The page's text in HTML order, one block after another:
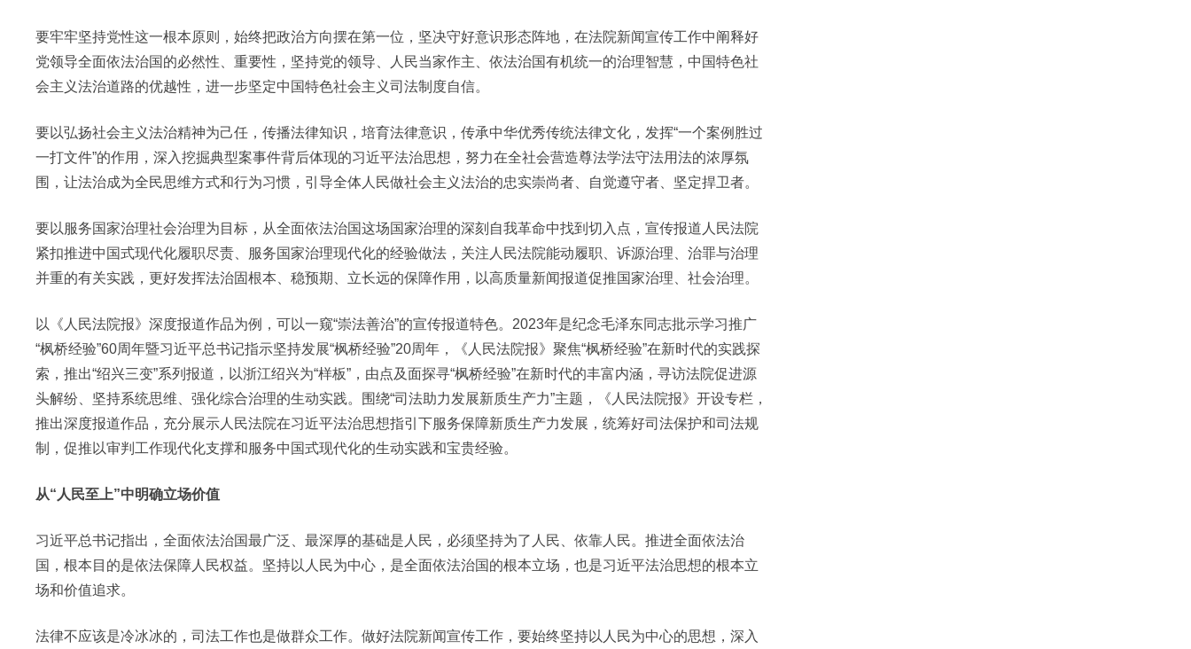
要牢牢坚持党性这一根本原则，始终把政治方向摆在第一位，坚决守好意识形态阵地，在法院新闻宣传工作中阐释好
党领导全面依法治国的必然性、重要性，坚持党的领导、人民当家作主、依法治国有机统一的治理智慧，中国特色社
会主义法治道路的优越性，进一步坚定中国特色社会主义司法制度自信。
要以弘扬社会主义法治精神为己任，传播法律知识，培育法律意识，传承中华优秀传统法律文化，发挥“一个案例胜过
一打文件”的作用，深入挖掘典型案事件背后体现的习近平法治思想，努力在全社会营造尊法学法守法用法的浓厚氛
围，让法治成为全民思维方式和行为习惯，引导全体人民做社会主义法治的忠实崇尚者、自觉遵守者、坚定捍卫者。
要以服务国家治理社会治理为目标，从全面依法治国这场国家治理的深刻自我革命中找到切入点，宣传报道人民法院
紧扣推进中国式现代化履职尽责、服务国家治理现代化的经验做法，关注人民法院能动履职、诉源治理、治罪与治理
并重的有关实践，更好发挥法治固根本、稳预期、立长远的保障作用，以高质量新闻报道促推国家治理、社会治理。
以《人民法院报》深度报道作品为例，可以一窥“崇法善治”的宣传报道特色。2023年是纪念毛泽东同志批示学习推广
“枫桥经验”60周年暨习近平总书记指示坚持发展“枫桥经验”20周年，《人民法院报》聚焦“枫桥经验”在新时代的实践探
索，推出“绍兴三变”系列报道，以浙江绍兴为“样板”，由点及面探寻“枫桥经验”在新时代的丰富内涵，寻访法院促进源
头解纷、坚持系统思维、强化综合治理的生动实践。围绕“司法助力发展新质生产力”主题，《人民法院报》开设专栏，
推出深度报道作品，充分展示人民法院在习近平法治思想指引下服务保障新质生产力发展，统筹好司法保护和司法规
制，促推以审判工作现代化支撑和服务中国式现代化的生动实践和宝贵经验。
从“人民至上”中明确立场价值
习近平总书记指出，全面依法治国最广泛、最深厚的基础是人民，必须坚持为了人民、依靠人民。推进全面依法治
国，根本目的是依法保障人民权益。坚持以人民为中心，是全面依法治国的根本立场，也是习近平法治思想的根本立
场和价值追求。
法律不应该是冷冰冰的，司法工作也是做群众工作。做好法院新闻宣传工作，要始终坚持以人民为中心的思想，深入